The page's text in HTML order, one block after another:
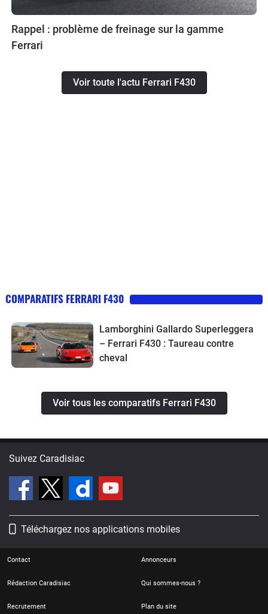
Rappel : problème de freinage sur la gamme
Ferrari
Voir toute l'actu Ferrari F430
COMPARATIFS FERRARI F430
Lamborghini Gallardo Superleggera
– Ferrari F430 : Taureau contre
cheval
Voir tous les comparatifs Ferrari F430
Suivez Caradisiac
Téléchargez nos applications mobiles
Contact Annonceurs
Rédaction Caradisiac Qui sommes-nous ?
Recrutement Plan du site